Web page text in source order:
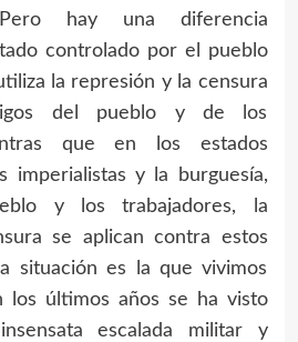
hay una diferencia
controlado por el pueblo
la represión y la censura
del pueblo y de los
que en los estados
imperialistas y la burguesía,
y los trabajadores, la
se aplican contra estos
situación es la que vivimos
los últimos años se ha visto
escalada militar y